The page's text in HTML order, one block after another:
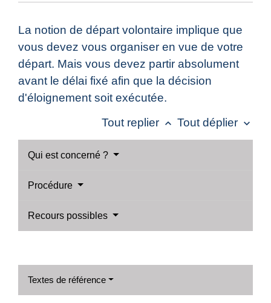
La notion de départ volontaire implique que
vous devez vous organiser en vue de votre
départ. Mais vous devez partir absolument
avant le délai fixé afin que la décision
d'éloignement soit exécutée.
Tout replier keyboard_arrow_up Tout déplier keyboard_arrow_down
Qui est concerné ?
Procédure
Recours possibles
Textes de référence